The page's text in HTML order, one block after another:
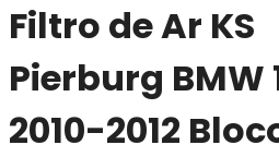
Filtro de Ar KS
Pierburg BMW
2010-2012